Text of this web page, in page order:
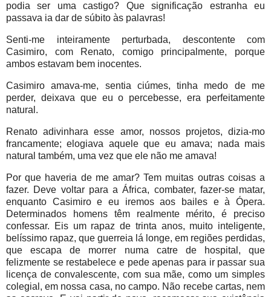
podia ser uma castigo? Que significação estranha eu
passava ia dar de súbito às palavras!
Senti-me inteiramente perturbada, descontente com
Casimiro, com Renato, comigo principalmente, porque
ambos estavam bem inocentes.
Casimiro amava-me, sentia ciúmes, tinha medo de me
perder, deixava que eu o percebesse, era perfeitamente
natural.
Renato adivinhara esse amor, nossos projetos, dizia-mo
francamente; elogiava aquele que eu amava; nada mais
natural também, uma vez que ele não me amava!
Por que haveria de me amar? Tem muitas outras coisas a
fazer. Deve voltar para a África, combater, fazer-se matar,
enquanto Casimiro e eu iremos aos bailes e à Ópera.
Determinados homens têm realmente mérito, é preciso
confessar. Eis um rapaz de trinta anos, muito inteligente,
belíssimo rapaz, que guerreia lá longe, em regiões perdidas,
que escapa de morrer numa catre de hospital, que
felizmente se restabelece e pede apenas para ir passar sua
licença de convalescente, com sua mãe, como um simples
colegial, em nossa casa, no campo. Não recebe cartas, nem